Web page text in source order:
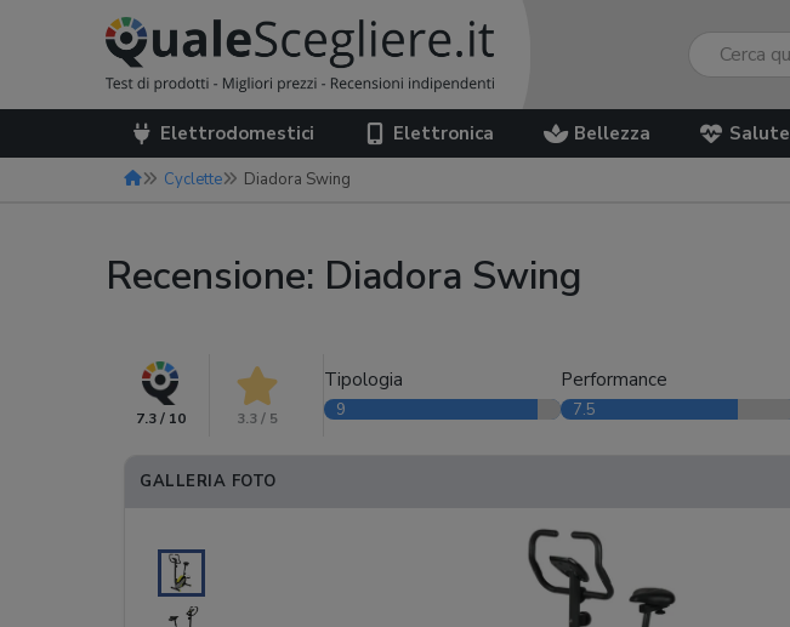
Elettrodomestici Elettronica Bellezza Salute
Cyclette Diadora Swing
Recensione: Diadora Swing
7.3 / 10 3.3 / 5
Tipologia
9
Performance
7.5
GALLERIA FOTO